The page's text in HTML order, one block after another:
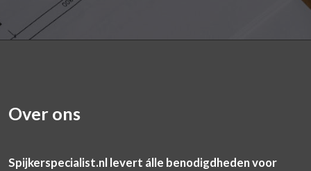
Over ons
Spijkerspecialist.nl levert álle benodigdheden voor